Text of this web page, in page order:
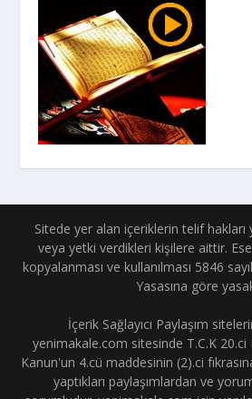
Sitede yer alan içeriklerin telif hakları
veya yetki verdikleri kişilere aittir.
kopyalanması ve kullanılması 5846
Yasasına göre
İçerik Sağlayıcı Paylaşım
yenimakale.com sitesinde T.C.K 20.ci
Kanun'un 4.cü maddesinin (2).ci
yaptıkları paylaşımlardan ve